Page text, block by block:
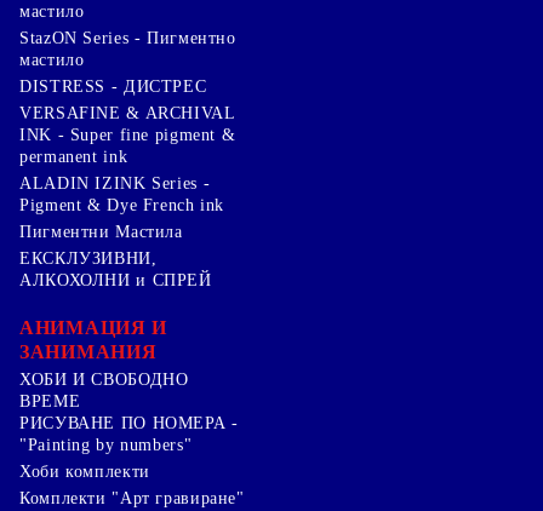
мастило
StazON Series - Пигментно
мастило
DISTRESS - ДИСТРЕС
VERSAFINE & ARCHIVAL
INK - Super fine pigment &
permanent ink
ALADIN IZINK Series -
Pigment & Dye French ink
Пигментни Мастила
ЕКСКЛУЗИВНИ,
АЛКОХОЛНИ и СПРЕЙ
АНИМАЦИЯ И
ЗАНИМАНИЯ
ХОБИ И СВОБОДНО
ВРЕМЕ
РИСУВАНЕ ПО НОМЕРА -
"Painting by numbers"
Хоби комплекти
Комплекти "Арт гравиране"